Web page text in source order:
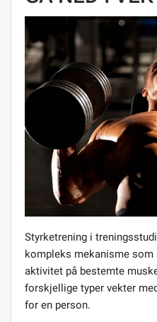
Styrketrening i
kompleks mekanisme
aktivitet på bestemte
forskjellige typer vekter
for en person.